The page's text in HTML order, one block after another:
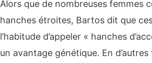
Alors que de nombreuses femmes
hanches étroites, Bartos dit que
l’habitude d’appeler « hanches
un avantage génétique. En